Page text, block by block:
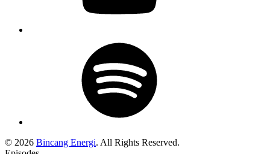
© 2026 Bincang Energi. All Rights Reserved.